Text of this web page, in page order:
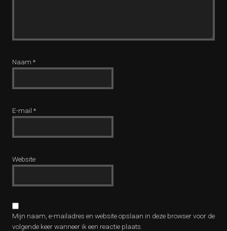
Naam *
E-mail *
Website
Mijn naam, e-mailadres en website opslaan in deze browser voor de
volgende keer wanneer ik een reactie plaats.